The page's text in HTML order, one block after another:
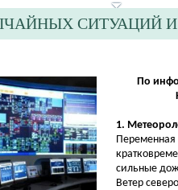
СИТУАЦИЙ
По
1.
Переменная
сильные
Ветер